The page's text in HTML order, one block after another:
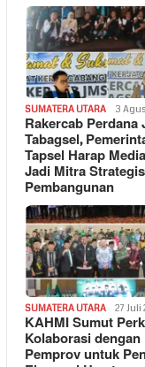
SUMATERA UTARA 3
Rakercab Perdana
Tabagsel,
Tapsel Harap
Jadi Mitra Strategis
Pembangunan
SUMATERA UTARA 27 Juli
KAHMI Sumut
Kolaborasi dengan
Pemprov untuk